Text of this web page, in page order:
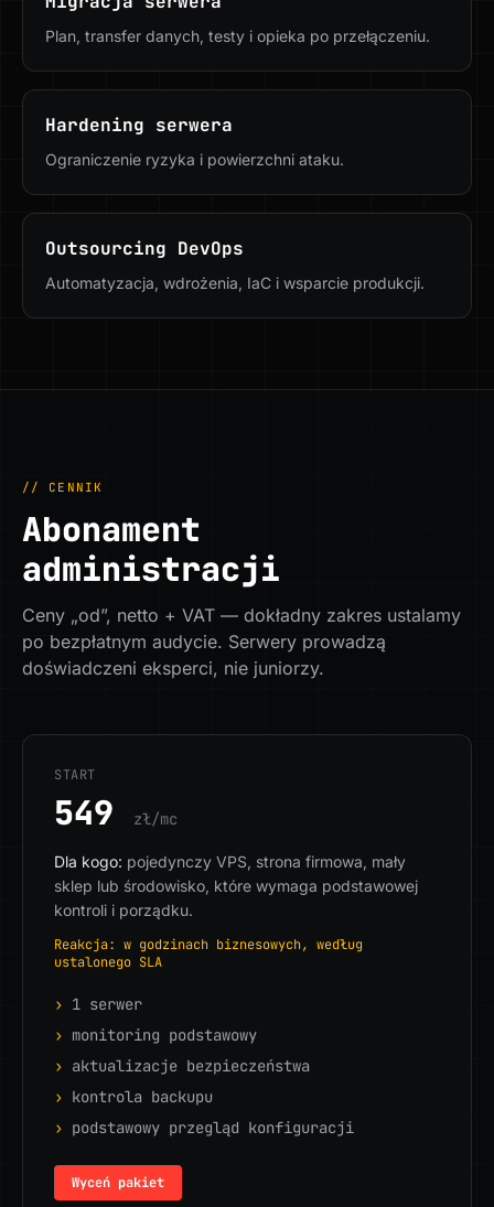
Plan, transfer danych, testy i opieka po przełączeniu.
Hardening serwera
Ograniczenie ryzyka i powierzchni ataku.
Outsourcing DevOps
Automatyzacja, wdrożenia, IaC i wsparcie produkcji.
// CENNIK
Abonament
administracji
Ceny „od”, netto + VAT — dokładny zakres ustalamy
po bezpłatnym audycie. Serwery prowadzą
doświadczeni eksperci, nie juniorzy.
START
549 zł/mc
Dla kogo: pojedynczy VPS, strona firmowa, mały
sklep lub środowisko, które wymaga podstawowej
kontroli i porządku.
Reakcja: w godzinach biznesowych, według
ustalonego SLA
› 1 serwer
› monitoring podstawowy
› aktualizacje bezpieczeństwa
› kontrola backupu
› podstawowy przegląd konfiguracji
Wyceń pakiet